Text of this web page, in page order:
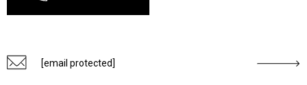
[email protected]